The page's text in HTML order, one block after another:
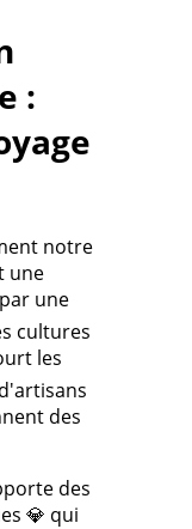
:
notre
une
une
cultures
les
des
des
💎 qui